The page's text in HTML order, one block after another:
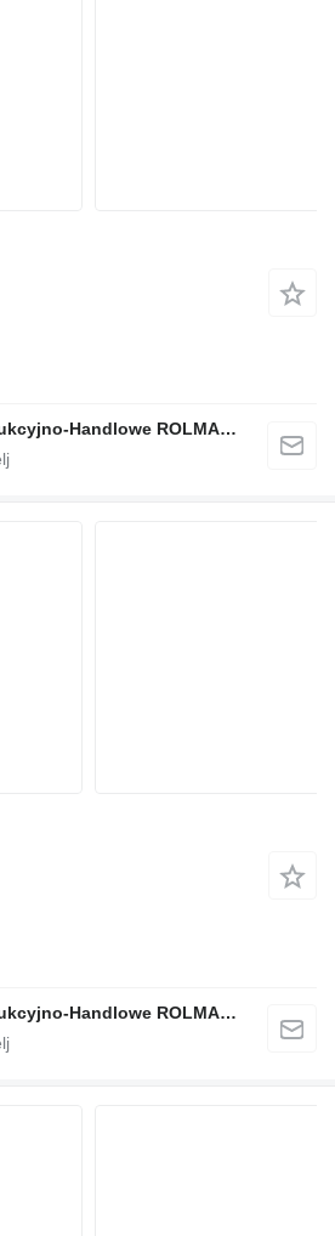
Przedsiębiorstwo Produkcyjno-Handlowe ROLMAPOL Marcin Dziekan
Przedsiębiorstwo Produkcyjno-Handlowe ROLMAPOL Marcin Dziekan